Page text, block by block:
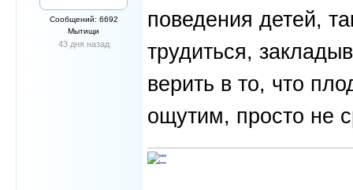
Сообщений: 6692
Мытищи
43 дня назад
поведения детей,
трудиться,
верить в то, что
ощутим, просто не